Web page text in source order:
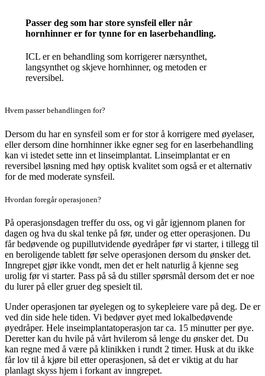
Passer deg som har store synsfeil eller når
hornhinner er for tynne for en laserbehandling.
ICL er en behandling som korrigerer nærsynthet,
langsynthet og skjeve hornhinner, og metoden er
reversibel.
Hvem passer behandlingen for?
Dersom du har en synsfeil som er for stor å korrigere med øyelaser,
eller dersom dine hornhinner ikke egner seg for en laserbehandling
kan vi istedet sette inn et linseimplantat. Linseimplantat er en
reversibel løsning med høy optisk kvalitet som også er et alternativ
for de med moderate synsfeil.
Hvordan foregår operasjonen?
På operasjonsdagen treffer du oss, og vi går igjennom planen for
dagen og hva du skal tenke på før, under og etter operasjonen. Du
får bedøvende og pupillutvidende øyedråper før vi starter, i tillegg til
en beroligende tablett før selve operasjonen dersom du ønsker det.
Inngrepet gjør ikke vondt, men det er helt naturlig å kjenne seg
urolig før vi starter. Pass på så du stiller spørsmål dersom det er noe
du lurer på eller gruer deg spesielt til.
Under operasjonen tar øyelegen og to sykepleiere vare på deg. De er
ved din side hele tiden. Vi bedøver øyet med lokalbedøvende
øyedråper. Hele inseimplantatoperasjon tar ca. 15 minutter per øye.
Deretter kan du hvile på vårt hvilerom så lenge du ønsker det. Du
kan regne med å være på klinikken i rundt 2 timer. Husk at du ikke
får lov til å kjøre bil etter operasjonen, så det er viktig at du har
planlagt skyss hjem i forkant av inngrepet.